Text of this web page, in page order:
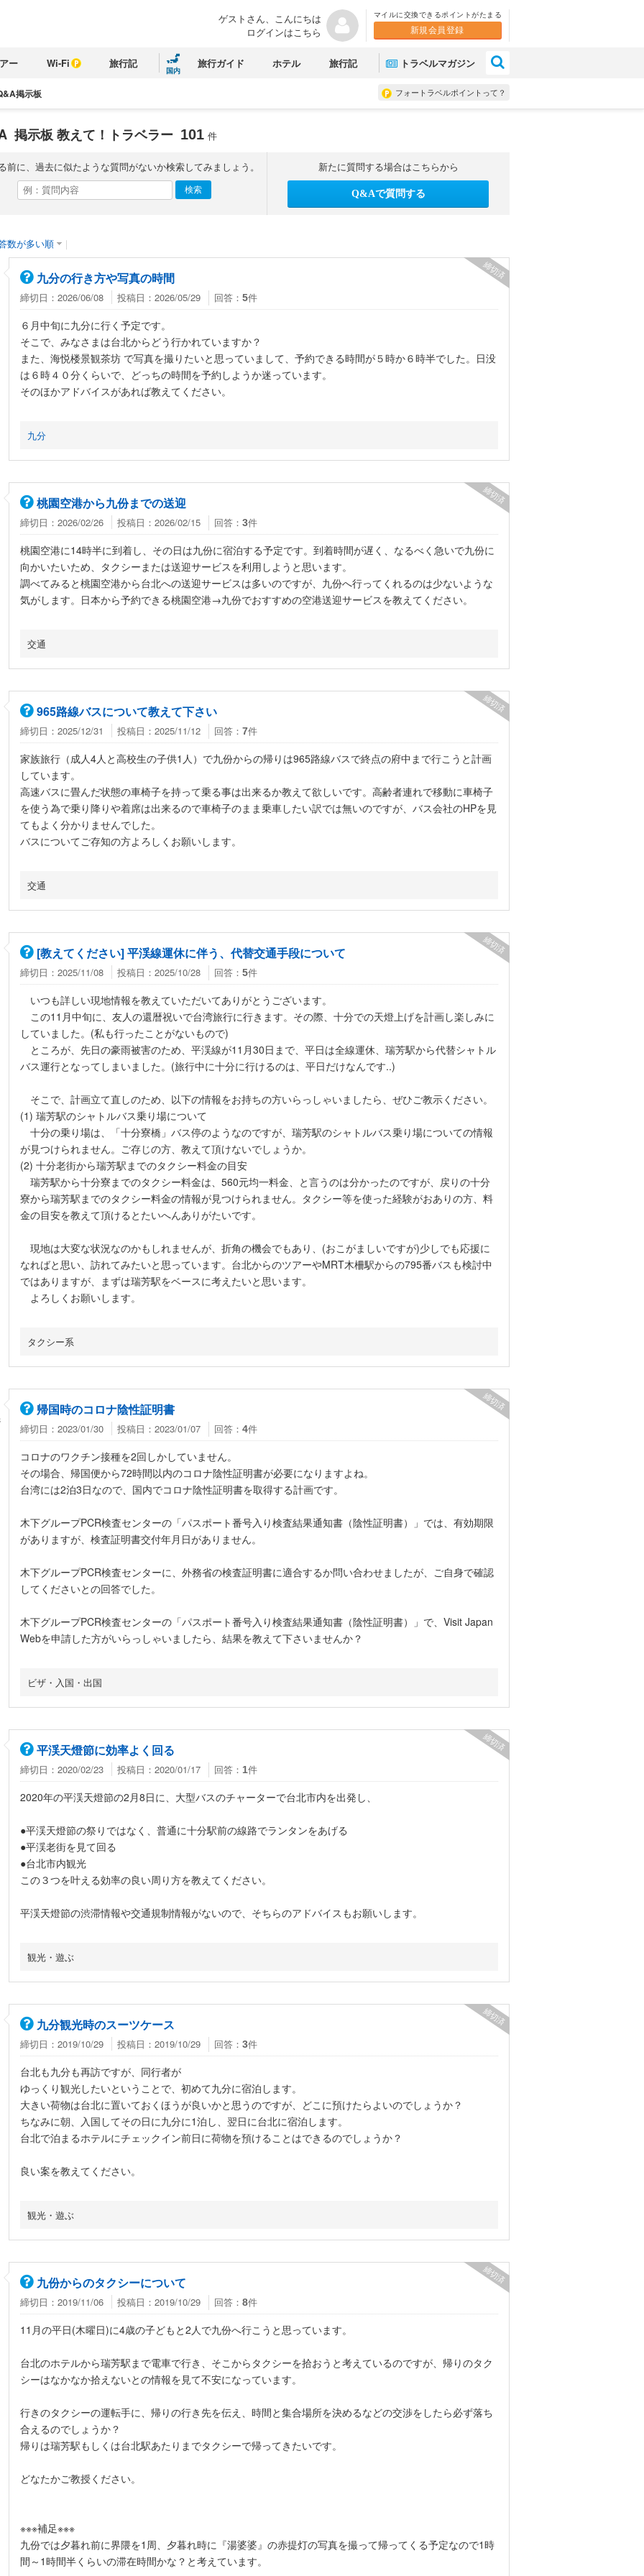
ゲストさん、こんにちは
ログインはこちら
マイルに交換できるポイントがたまる
新規会員登録
ー Wi-Fi 旅行記
国内
旅行ガイド ホテル 旅行記 トラベルマガジン
フォートラベルポイントって？
掲示板
掲示板 教えて！トラベラー 101 件
前に、過去に似たような質問がないか検索してみましょう。 新たに質問する場合はこちらから
Q&Aで質問する
数が多い順 ｜
九分の行き方や写真の時間
締切日：2026/06/08 投稿日：2026/05/29 回答： 5件
締切済
６月中旬に九分に行く予定です。
そこで、みなさまは台北からどう行かれていますか？
また、海悦楼景観茶坊 で写真を撮りたいと思っていまして、予約できる時間が５時か６時半でした。日没
は６時４０分くらいで、どっちの時間を予約しようか迷っています。
そのほかアドバイスがあれば教えてください。
九分
桃園空港から九份までの送迎
締切日：2026/02/26 投稿日：2026/02/15 回答： 3件
締切済
桃園空港に14時半に到着し、その日は九份に宿泊する予定です。到着時間が遅く、なるべく急いで九份に
向かいたいため、タクシーまたは送迎サービスを利用しようと思います。
調べてみると桃園空港から台北への送迎サービスは多いのですが、九份へ行ってくれるのは少ないような
気がします。日本から予約できる桃園空港→九份でおすすめの空港送迎サービスを教えてください。
交通
965路線バスについて教えて下さい
締切日：2025/12/31 投稿日：2025/11/12 回答： 7件
締切済
家族旅行（成人4人と高校生の子供1人）で九份からの帰りは965路線バスで終点の府中まで行こうと計画
しています。
高速バスに畳んだ状態の車椅子を持って乗る事は出来るか教えて欲しいです。高齢者連れで移動に車椅子
を使う為で乗り降りや着席は出来るので車椅子のまま乗車したい訳では無いのですが、バス会社のHPを見
てもよく分かりませんでした。
バスについてご存知の方よろしくお願いします。
交通
[教えてください] 平渓線運休に伴う、代替交通手段について
締切日：2025/11/08 投稿日：2025/10/28 回答： 5件
締切済
いつも詳しい現地情報を教えていただいてありがとうございます。
この11月中旬に、友人の還暦祝いで台湾旅行に行きます。その際、十分での天燈上げを計画し楽しみに
していました。(私も行ったことがないもので)
ところが、先日の豪雨被害のため、平渓線が11月30日まで、平日は全線運休、瑞芳駅から代替シャトル
バス運行となってしまいました。(旅行中に十分に行けるのは、平日だけなんです..)
そこで、計画立て直しのため、以下の情報をお持ちの方いらっしゃいましたら、ぜひご教示ください。
(1) 瑞芳駅のシャトルバス乗り場について
十分の乗り場は、「十分寮橋」バス停のようなのですが、瑞芳駅のシャトルバス乗り場についての情報
が見つけられません。ご存じの方、教えて頂けないでしょうか。
(2) 十分老街から瑞芳駅までのタクシー料金の目安
瑞芳駅から十分寮までのタクシー料金は、560元均一料金、と言うのは分かったのですが、戻りの十分
寮から瑞芳駅までのタクシー料金の情報が見つけられません。タクシー等を使った経験がおありの方、料
金の目安を教えて頂けるとたいへんありがたいです。
現地は大変な状況なのかもしれませんが、折角の機会でもあり、(おこがましいですが)少しでも応援に
なればと思い、訪れてみたいと思っています。台北からのツアーやMRT木柵駅からの795番バスも検討中
ではありますが、まずは瑞芳駅をベースに考えたいと思います。
よろしくお願いします。
タクシー系
帰国時のコロナ陰性証明書
締切日：2023/01/30 投稿日：2023/01/07 回答： 4件
締切済
コロナのワクチン接種を2回しかしていません。
その場合、帰国便から72時間以内のコロナ陰性証明書が必要になりますよね。
台湾には2泊3日なので、国内でコロナ陰性証明書を取得する計画です。
木下グループPCR検査センターの「パスポート番号入り検査結果通知書（陰性証明書）」では、有効期限
がありますが、検査証明書交付年月日がありません。
木下グループPCR検査センターに、外務省の検査証明書に適合するか問い合わせましたが、ご自身で確認
してくださいとの回答でした。
木下グループPCR検査センターの「パスポート番号入り検査結果通知書（陰性証明書）」で、Visit Japan
Webを申請した方がいらっしゃいましたら、結果を教えて下さいませんか？
ビザ・入国・出国
平渓天燈節に効率よく回る
締切日：2020/02/23 投稿日：2020/01/17 回答： 1件
締切済
2020年の平渓天燈節の2月8日に、大型バスのチャーターで台北市内を出発し、
●平渓天燈節の祭りではなく、普通に十分駅前の線路でランタンをあげる
●平渓老街を見て回る
●台北市内観光
この３つを叶える効率の良い周り方を教えてください。
平渓天燈節の渋滞情報や交通規制情報がないので、そちらのアドバイスもお願いします。
観光・遊ぶ
九分観光時のスーツケース
締切日：2019/10/29 投稿日：2019/10/29 回答： 3件
締切済
台北も九分も再訪ですが、同行者が
ゆっくり観光したいということで、初めて九分に宿泊します。
大きい荷物は台北に置いておくほうが良いかと思うのですが、どこに預けたらよいのでしょうか？
ちなみに朝、入国してその日に九分に1泊し、翌日に台北に宿泊します。
台北で泊まるホテルにチェックイン前日に荷物を預けることはできるのでしょうか？
良い案を教えてください。
観光・遊ぶ
九份からのタクシーについて
締切日：2019/11/06 投稿日：2019/10/29 回答： 8件
締切済
11月の平日(木曜日)に4歳の子どもと2人で九份へ行こうと思っています。
台北のホテルから瑞芳駅まで電車で行き、そこからタクシーを拾おうと考えているのですが、帰りのタク
シーはなかなか拾えないとの情報を見て不安になっています。
行きのタクシーの運転手に、帰りの行き先を伝え、時間と集合場所を決めるなどの交渉をしたら必ず落ち
合えるのでしょうか？
帰りは瑞芳駅もしくは台北駅あたりまでタクシーで帰ってきたいです。
どなたかご教授ください。
※※※補足※※※
九份では夕暮れ前に界隈を1周、夕暮れ時に『湯婆婆』の赤提灯の写真を撮って帰ってくる予定なので1時
間～1時間半くらいの滞在時間かな？と考えています。